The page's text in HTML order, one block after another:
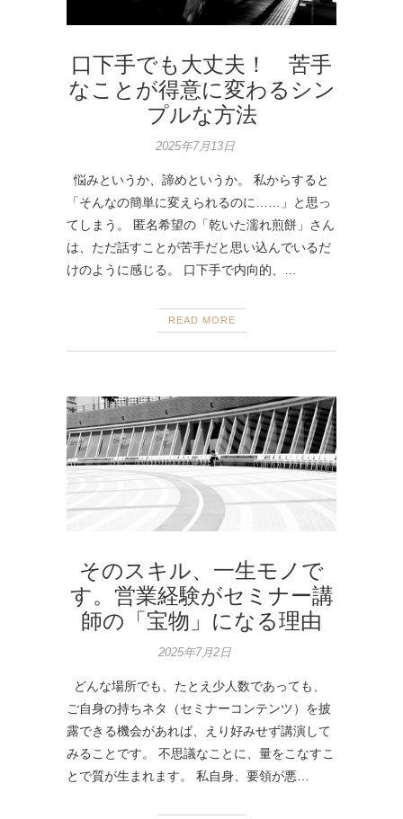
口下手でも大丈夫！ 苦手
なことが得意に変わるシン
プルな方法
2025年7月13日
悩みというか、諦めというか。 私からすると
「そんなの簡単に変えられるのに……」と思っ
てしまう。 匿名希望の「乾いた濡れ煎餅」さん
は、ただ話すことが苦手だと思い込んでいるだ
けのように感じる。 口下手で内向的、…
READ MORE
そのスキル、一生モノで
す。営業経験がセミナー講
師の「宝物」になる理由
2025年7月2日
どんな場所でも、たとえ少人数であっても、
ご自身の持ちネタ（セミナーコンテンツ）を披
露できる機会があれば、えり好みせず講演して
みることです。 不思議なことに、量をこなすこ
とで質が生まれます。 私自身、要領が悪…